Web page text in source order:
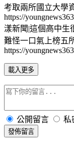
考取兩所國立大學
https://
漾新聞|這個高中生
難怪一口氣上榜五
https://
載入更多
公開留言 私
發佈留言